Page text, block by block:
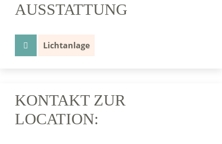
AUSSTATTUNG
Lichtanlage
KONTAKT ZUR
LOCATION: